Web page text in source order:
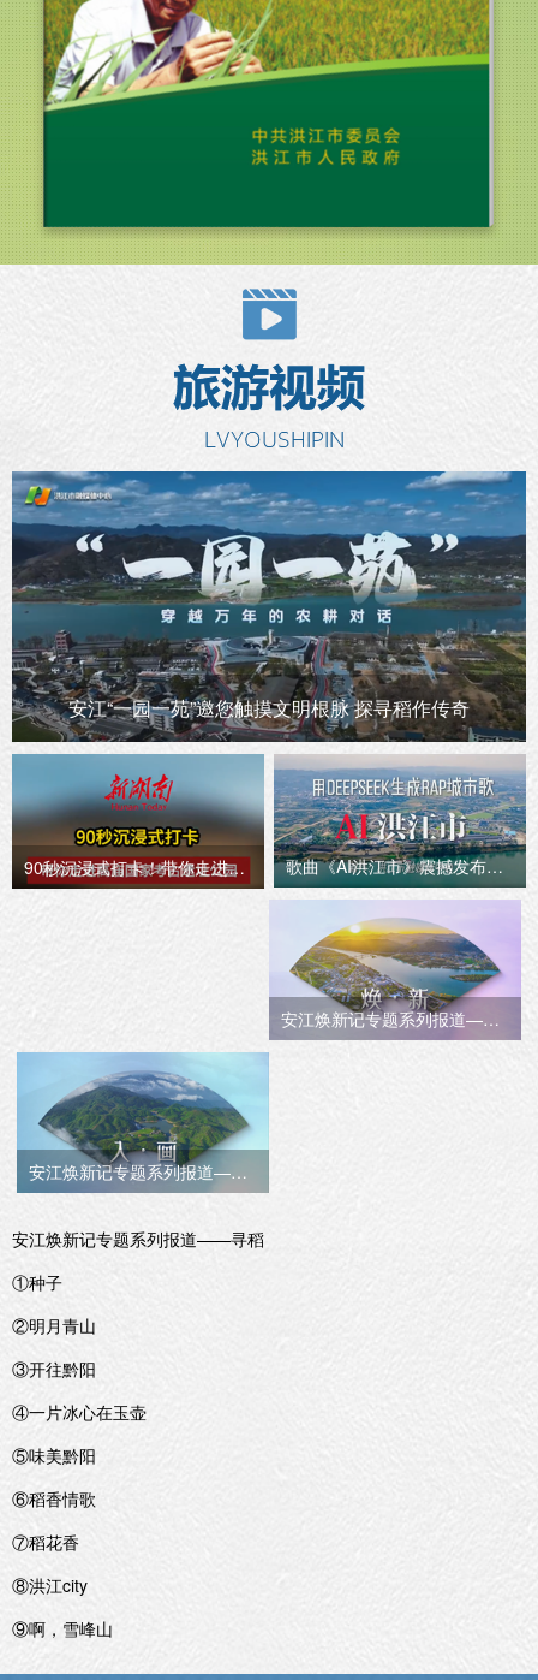
安江“一园一苑”邀您触摸文明根脉 探寻稻作传奇
90秒沉浸式打卡！带你走进高庙国家考古遗址公园 歌曲《AI洪江市》震撼发布！来看看Deepseek制作的洪江市城市歌！
安江焕新记专题系列报道——焕新
安江焕新记专题系列报道——入画
安江焕新记专题系列报道——寻稻
①种子
②明月青山
③开往黔阳
④一片冰心在玉壶
⑤味美黔阳
⑥稻香情歌
⑦稻花香
⑧洪江city
⑨啊，雪峰山